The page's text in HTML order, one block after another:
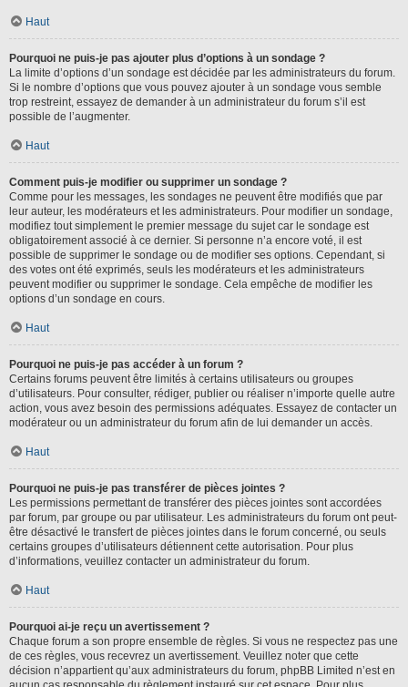
Haut
Pourquoi ne puis-je pas ajouter plus d’options à un sondage ?
La limite d’options d’un sondage est décidée par les administrateurs du forum.
Si le nombre d’options que vous pouvez ajouter à un sondage vous semble
trop restreint, essayez de demander à un administrateur du forum s’il est
possible de l’augmenter.
Haut
Comment puis-je modifier ou supprimer un sondage ?
Comme pour les messages, les sondages ne peuvent être modifiés que par
leur auteur, les modérateurs et les administrateurs. Pour modifier un sondage,
modifiez tout simplement le premier message du sujet car le sondage est
obligatoirement associé à ce dernier. Si personne n’a encore voté, il est
possible de supprimer le sondage ou de modifier ses options. Cependant, si
des votes ont été exprimés, seuls les modérateurs et les administrateurs
peuvent modifier ou supprimer le sondage. Cela empêche de modifier les
options d’un sondage en cours.
Haut
Pourquoi ne puis-je pas accéder à un forum ?
Certains forums peuvent être limités à certains utilisateurs ou groupes
d’utilisateurs. Pour consulter, rédiger, publier ou réaliser n’importe quelle autre
action, vous avez besoin des permissions adéquates. Essayez de contacter un
modérateur ou un administrateur du forum afin de lui demander un accès.
Haut
Pourquoi ne puis-je pas transférer de pièces jointes ?
Les permissions permettant de transférer des pièces jointes sont accordées
par forum, par groupe ou par utilisateur. Les administrateurs du forum ont peut-
être désactivé le transfert de pièces jointes dans le forum concerné, ou seuls
certains groupes d’utilisateurs détiennent cette autorisation. Pour plus
d’informations, veuillez contacter un administrateur du forum.
Haut
Pourquoi ai-je reçu un avertissement ?
Chaque forum a son propre ensemble de règles. Si vous ne respectez pas une
de ces règles, vous recevrez un avertissement. Veuillez noter que cette
décision n’appartient qu’aux administrateurs du forum, phpBB Limited n’est en